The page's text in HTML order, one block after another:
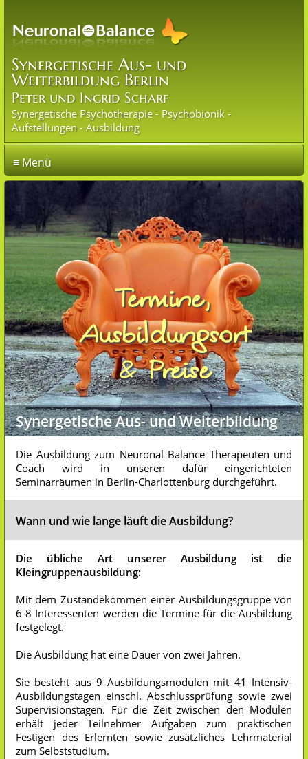
Synergetische Aus- und
Weiterbildung Berlin
Peter und Ingrid Scharf
Synergetische Psychotherapie - Psychobionik -
Aufstellungen - Ausbildung
≡ Menü
Termine,
Ausbildungsort
& Preise
Synergetische Aus- und Weiterbildung
Die Ausbildung zum Neuronal Balance Therapeuten und
Coach wird in unseren dafür eingerichteten
Seminarräumen in Berlin-Charlottenburg durchgeführt.
Wann und wie lange läuft die Ausbildung?
Die übliche Art unserer Ausbildung ist die
Kleingruppenausbildung:
Mit dem Zustandekommen einer Ausbildungsgruppe von
6-8 Interessenten werden die Termine für die Ausbildung
festgelegt.
Die Ausbildung hat eine Dauer von zwei Jahren.
Sie besteht aus 9 Ausbildungsmodulen mit 41 Intensiv-
Ausbildungstagen einschl. Abschlussprüfung sowie zwei
Supervisionstagen. Für die Zeit zwischen den Modulen
erhält jeder Teilnehmer Aufgaben zum praktischen
Festigen des Erlernten sowie zusätzliches Lehrmaterial
zum Selbststudium.